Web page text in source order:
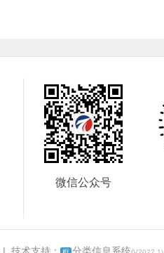
微信公众号